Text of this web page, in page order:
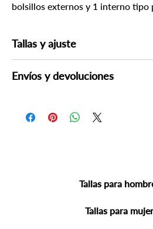
bolsillos externos y 1 interno tipo
Tallas y ajuste
Envíos y devoluciones
compra el mismo día o al siguiente
Devoluciones no aplicables en
Tallas para
Tallas para mujer